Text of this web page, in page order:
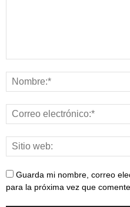
Guarda mi nombre, correo
para la próxima vez que comente.